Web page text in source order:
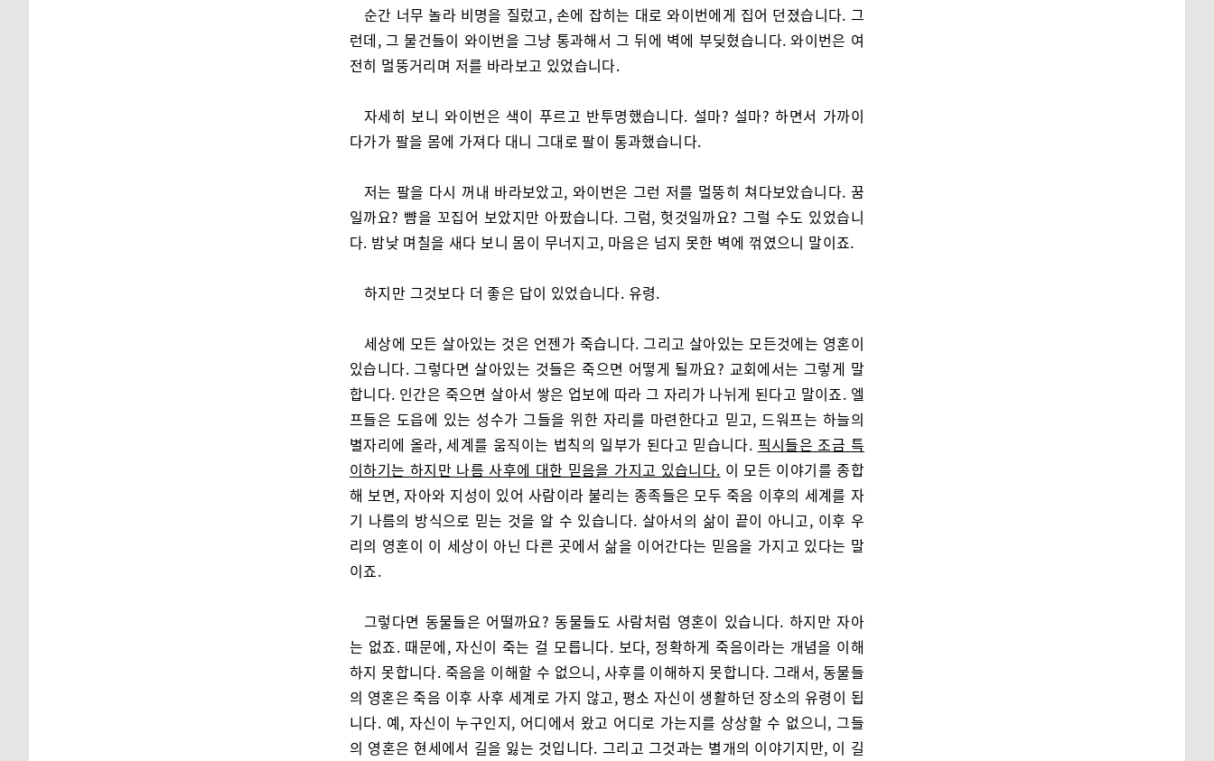
순간 너무 놀라 비명을 질렀고, 손에 잡히는 대로 와이번에게 집어 던졌습니다. 그
런데, 그 물건들이 와이번을 그냥 통과해서 그 뒤에 벽에 부딪혔습니다. 와이번은 여
전히 멀뚱거리며 저를 바라보고 있었습니다.
자세히 보니 와이번은 색이 푸르고 반투명했습니다. 설마? 설마? 하면서 가까이
다가가 팔을 몸에 가져다 대니 그대로 팔이 통과했습니다.
저는 팔을 다시 꺼내 바라보았고, 와이번은 그런 저를 멀뚱히 쳐다보았습니다. 꿈
일까요? 뺨을 꼬집어 보았지만 아팠습니다. 그럼, 헛것일까요? 그럴 수도 있었습니
다. 밤낮 며칠을 새다 보니 몸이 무너지고, 마음은 넘지 못한 벽에 꺾였으니 말이죠.
하지만 그것보다 더 좋은 답이 있었습니다. 유령.
세상에 모든 살아있는 것은 언젠가 죽습니다. 그리고 살아있는 모든것에는 영혼이
있습니다. 그렇다면 살아있는 것들은 죽으면 어떻게 될까요? 교회에서는 그렇게 말
합니다. 인간은 죽으면 살아서 쌓은 업보에 따라 그 자리가 나뉘게 된다고 말이죠. 엘
프들은 도읍에 있는 성수가 그들을 위한 자리를 마련한다고 믿고, 드워프는 하늘의
별자리에 올라, 세계를 움직이는 법칙의 일부가 된다고 믿습니다. 픽시들은 조금 특
이하기는 하지만 나름 사후에 대한 믿음을 가지고 있습니다. ​이 모든 이야기를 종합
해 보면, 자아와 지성이 있어 사람이라 불리는 종족들은 모두 죽음 이후의 세계를 자
기 나름의 방식으로 믿는 것을 알 수 있습니다. 살아서의 삶이 끝이 아니고, 이후 우
리의 영혼이 이 세상이 아닌 다른 곳에서 삶을 이어간다는 믿음을 가지고 있다는 말
이죠.
그렇다면 동물들은 어떨까요? 동물들도 사람처럼 영혼이 있습니다. 하지만 자아
는 없죠. 때문에, 자신이 죽는 걸 모릅니다. 보다, 정확하게 죽음이라는 개념을 이해
하지 못합니다. 죽음을 이해할 수 없으니, 사후를 이해하지 못합니다. 그래서, 동물들
의 영혼은 죽음 이후 사후 세계로 가지 않고, 평소 자신이 생활하던 장소의 유령이 됩
니다. 예, 자신이 누구인지, 어디에서 왔고 어디로 가는지를 상상할 수 없으니, 그들
의 영혼은 현세에서 길을 잃는 것입니다. 그리고 그것과는 별개의 이야기지만, 이 길